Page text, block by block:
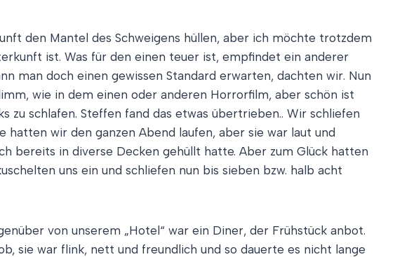
den Mantel des Schweigens hüllen, aber ich möchte trotzdem
ist. Was für den einen teuer ist, empfindet ein anderer
man doch einen gewissen Standard erwarten, dachten wir. Nun
wie in dem einen oder anderen Horrorfilm, aber schön ist
zu schlafen. Steffen fand das etwas übertrieben.. Wir schliefen
hatten wir den ganzen Abend laufen, aber sie war laut und
bereits in diverse Decken gehüllt hatte. Aber zum Glück hatten
uns ein und schliefen nun bis sieben bzw. halb acht
von unserem „Hotel“ war ein Diner, der Frühstück anbot.
sie war flink, nett und freundlich und so dauerte es nicht lange